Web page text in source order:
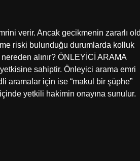
verir. Ancak gecikmenin zararlı
riski bulunduğu durumlarda kolluk
alınır? ÖNLEYİCİ ARAMA
sahiptir. Önleyici arama emri
aramalar için ise “makul bir şüphe”
yetkili hakimin onayına sunulur.